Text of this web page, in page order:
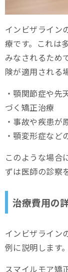
インビザライン
療です。これは
みなされるため
険が適用される
・顎関節症や先
づく矯正治療
・事故や疾患が
・顎変形症など
このような場合
ずは医師の診察
治療費用の
インビザライン
例に説明します。
スマイルモア矯